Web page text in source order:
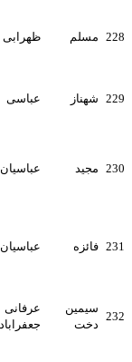
ظهرابی 5504
عباسی
عباسیان 6364
عباسیان امیری 6590
عرفانی
جعفرابادی
5947